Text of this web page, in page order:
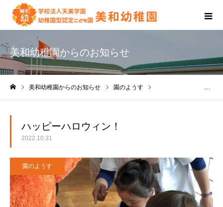
美和幼稚園からのお知らせ
美和幼稚園からのお知らせ 園のようす
ハッピーハロウィン！
2022.10.31
園のようす